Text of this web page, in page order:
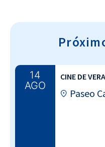
14
AGO
CINE DE
Paseo